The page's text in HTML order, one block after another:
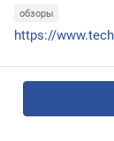
обзоры